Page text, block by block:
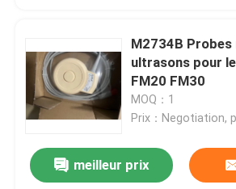
Vidéos
Visite de l'usine
M2734B Probes
ultrasons pour
FM20 FM30
MOQ：1
Prix：Negotiation,
meilleur prix